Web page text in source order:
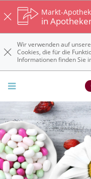
Markt-
in
Wir verwenden auf
Cookies, die für die
Informationen finden Sie